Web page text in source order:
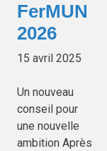
FerMUN
2026
15 avril 2025
Un nouveau
conseil pour
une nouvelle
ambition Après